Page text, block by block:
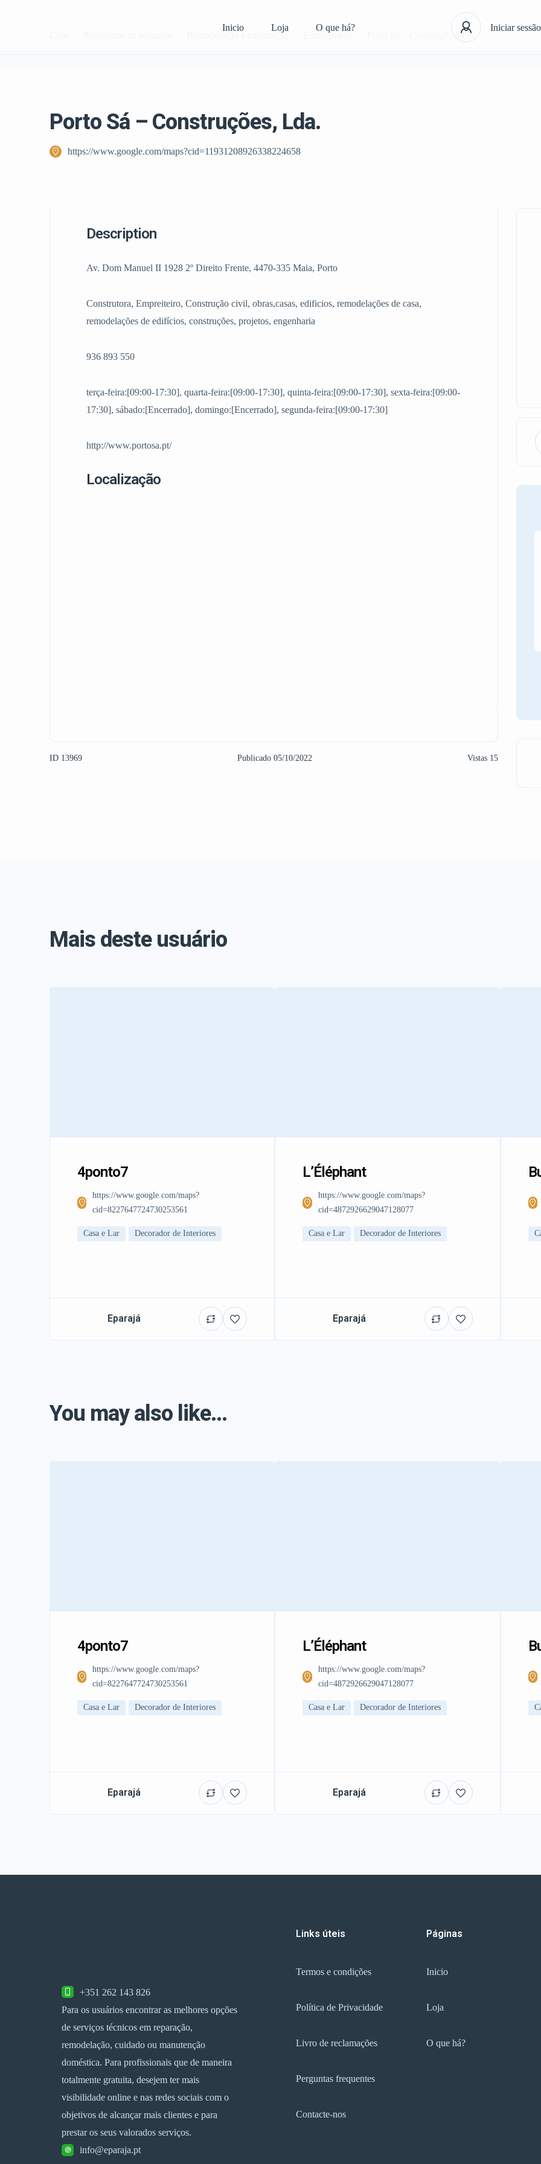
Inicio Loja O que há? Iniciar sessão
Remodelação e construção Empreiteiros Porto Sá – Construções, Lda.
Porto Sá – Construções, Lda.
https://www.google.com/maps?cid=11931208926338224658
Description
Av. Dom Manuel II 1928 2º Direito Frente, 4470-335 Maia, Porto
Construtora, Empreiteiro, Construção civil, obras,casas, edificios, remodelações de casa,
remodelações de edifícios, construções, projetos, engenharia
936 893 550
terça-feira:[09:00-17:30], quarta-feira:[09:00-17:30], quinta-feira:[09:00-17:30], sexta-feira:[09:00-
17:30], sábado:[Encerrado], domingo:[Encerrado], segunda-feira:[09:00-17:30]
http://www.portosa.pt/
Localização
ID 13969 Publicado 05/10/2022 Vistas 15
Mais deste usuário
4ponto7
https://www.google.com/maps?
cid=8227647724730253561
Casa e Lar Decorador de Interiores
Eparajá
L’Éléphant
https://www.google.com/maps?
cid=4872926629047128077
Casa e Lar Decorador de Interiores
Eparajá
You may also like...
4ponto7
https://www.google.com/maps?
cid=8227647724730253561
Casa e Lar Decorador de Interiores
Eparajá
L’Éléphant
https://www.google.com/maps?
cid=4872926629047128077
Casa e Lar Decorador de Interiores
Eparajá
+351 262 143 826
Para os usuários encontrar as melhores opções
de serviços técnicos em reparação,
remodelação, cuidado ou manutenção
doméstica. Para profissionais que de maneira
totalmente gratuita, desejem ter mais
visibilidade online e nas redes sociais com o
objetivos de alcançar mais clientes e para
prestar os seus valorados serviços.
info@eparaja.pt
Links úteis
Termos e condições
Política de Privacidade
Livro de reclamações
Perguntas frequentes
Contacte-nos
Páginas
Inicio
Loja
O que há?